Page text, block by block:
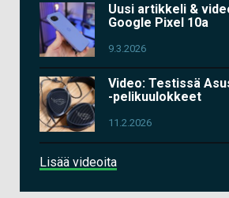
Uusi artikkeli &
Google Pixel 10a
9.3.2026
Video: Testissä
-pelikuulokkeet
11.2.2026
Lisää videoita